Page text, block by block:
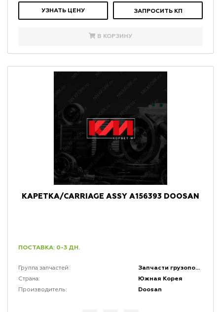
УЗНАТЬ ЦЕНУ ЗАПРОСИТЬ КП
В КОРЗИНУ
КАРЕТКА/CARRIAGE ASSY A156393 DOOSAN
ПОСТАВКА: 0-3 ДН.
Группа запчастей: Запчасти грузоподъемной мачты и каретки
Страна: Южная Корея
Производитель: Doosan